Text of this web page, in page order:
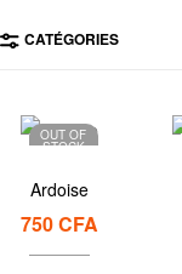
CATÉGORIES
OUT OF
STOCK
Ardoise
750CFA